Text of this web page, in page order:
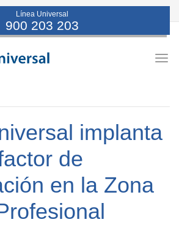
Línea Universal
900 203 203
implanta
de
en la Zona